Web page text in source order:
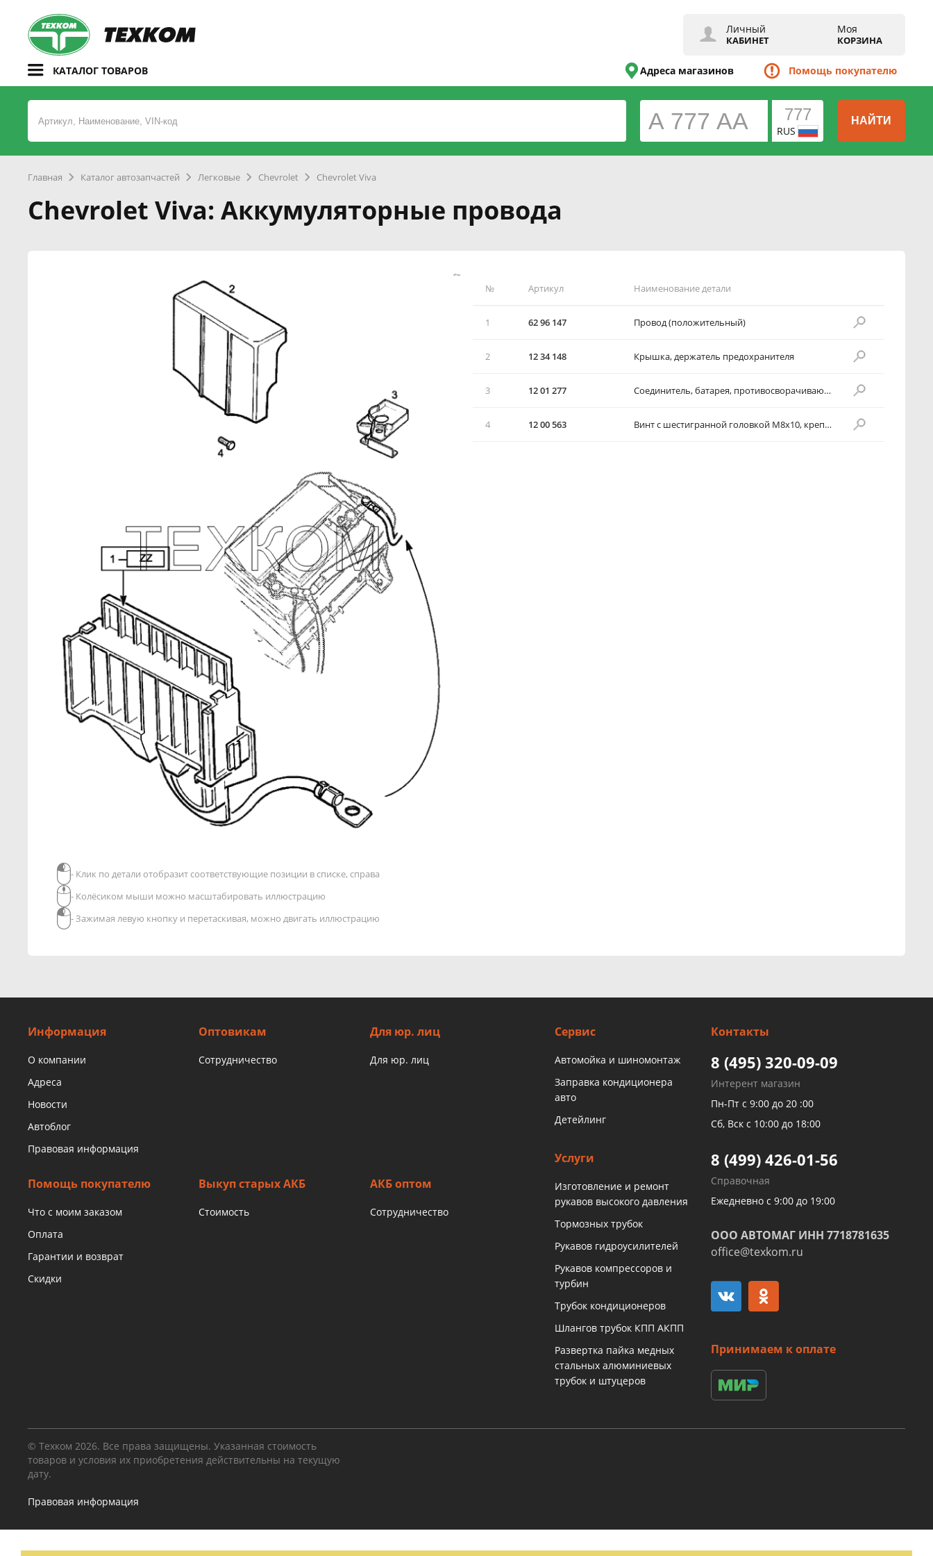
Личный
КАБИНЕТ
Моя
КОРЗИНА
КАТАЛОГ ТОВАРОВ Адреса магазинов Помощь покупателю
RUS
НАЙТИ
Главная Каталог автозапчастей Легковые Chevrolet Chevrolet Viva
Chevrolet Viva: Аккумуляторные провода
№ Артикул Наименование детали
1 62 96 147 Провод (положительный)
2 12 34 148 Крышка, держатель предохранителя
3 12 01 277 Соединитель, батарея, противосворачивающийся замок
4 12 00 563 Винт с шестигранной головкой М8х10, крепление кабеля (отрицательного)
- Клик по детали отобразит соответствующие позиции в списке, справа
- Колёсиком мыши можно масштабировать иллюстрацию
- Зажимая левую кнопку и перетаскивая, можно двигать иллюстрацию
Информация
О компании
Адреса
Новости
Автоблог
Правовая информация
Оптовикам
Сотрудничество
Для юр. лиц
Для юр. лиц
Помощь покупателю
Что с моим заказом
Оплата
Гарантии и возврат
Скидки
Выкуп старых АКБ
Стоимость
АКБ оптом
Сотрудничество
Сервис
Автомойка и шиномонтаж
Заправка кондиционера
авто
Детейлинг
Услуги
Изготовление и ремонт
рукавов высокого давления
Тормозных трубок
Рукавов гидроусилителей
Рукавов компрессоров и
турбин
Трубок кондиционеров
Шлангов трубок КПП АКПП
Развертка пайка медных
стальных алюминиевых
трубок и штуцеров
Контакты
8 (495) 320-09-09
Интерент магазин
Пн-Пт с 9:00 до 20 :00
Сб, Вск с 10:00 до 18:00
8 (499) 426-01-56
Справочная
Ежедневно с 9:00 до 19:00
ООО АВТОМАГ ИНН 7718781635
office@texkom.ru
Принимаем к оплате
© Техком 2026. Все права защищены. Указанная стоимость
товаров и условия их приобретения действительны на текущую
дату.
Правовая информация